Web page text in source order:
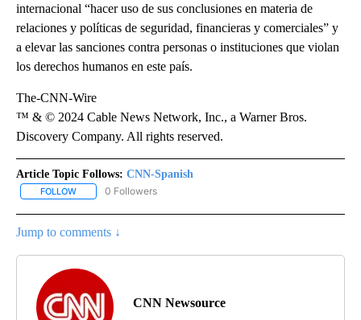
internacional “hacer uso de sus conclusiones en materia de
relaciones y políticas de seguridad, financieras y comerciales” y
a elevar las sanciones contra personas o instituciones que violan
los derechos humanos en este país.
The-CNN-Wire
™ & © 2024 Cable News Network, Inc., a Warner Bros.
Discovery Company. All rights reserved.
Article Topic Follows: CNN-Spanish
FOLLOW FOLLOW "CNN-SPANISH" TO RECEIVE NOTIFICATIONS ABOUT
0 Followers
Jump to comments ↓
CNN Newsource